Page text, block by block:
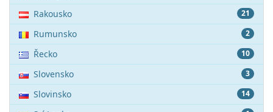
21
Rakousko
2
Rumunsko
10
Řecko
3
Slovensko
14
Slovinsko